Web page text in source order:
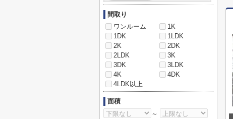
間取り
ワンルーム
1K
1DK
1LDK
2K
2DK
2LDK
3K
3DK
3LDK
4K
4DK
4LDK以上
面積
～